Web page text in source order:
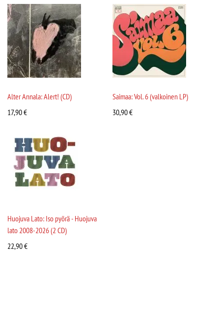
Alter Annala: Alert! (CD)
17,90€
Saimaa: Vol. 6 (valkoinen LP)
30,90€
Huojuva Lato: Iso pyörä - Huojuva
lato 2008-2026 (2 CD)
22,90€